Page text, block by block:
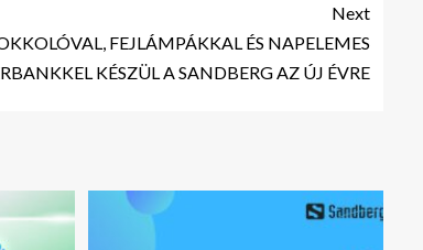
Next
FEJLÁMPÁKKAL ÉS NAPELEMES
KÉSZÜL A SANDBERG AZ ÚJ ÉVRE